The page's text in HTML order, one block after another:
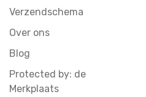
Verzendschema
Over ons
Blog
Protected by: de
Merkplaats